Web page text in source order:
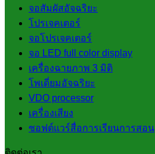
จอสัมผัสอัจฉริยะ
โปรเจคเตอร์
จอโปรเจคเตอร์
จอ LED full color display
เครื่องฉายภาพ 3 มิติ
โพเดี่ยมอัจฉริยะ
VDO processor
เครื่องเสียง
ซอฟต์แวร์สื่อการเรียนการสอน